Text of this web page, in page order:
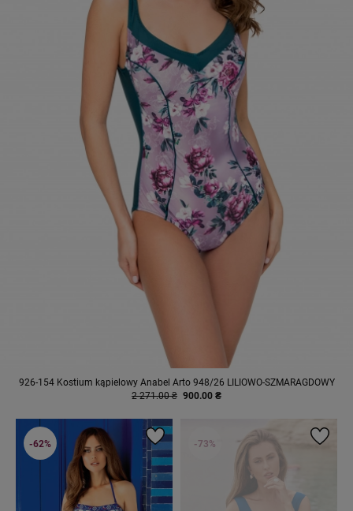
926-154 Kostium kąpielowy Anabel Arto 948/26 LILIOWO-SZMARAGDOWY
2 271.00 ₴ 900.00 ₴
-62% -73%